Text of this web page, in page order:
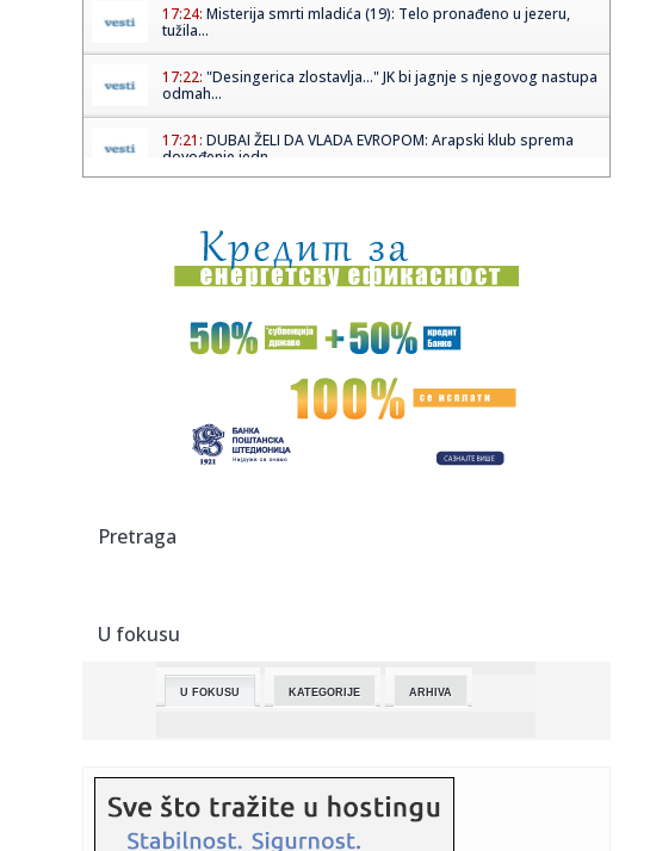
17:24: Misterija smrti mladića (19): Telo pronađeno u jezeru,
tužila...
17:22: "Desingerica zlostavlja..." JK bi jagnje s njegovog nastupa
odmah...
17:21: DUBAI ŽELI DA VLADA EVROPOM: Arapski klub sprema
dovođenje jedn...
17:19:Suvi luksuz! Kaća Živković pokazala delić doma u kom živi
sa...
17:19:Suspendovane dve srpske teniserke: Optužene su za
kršenja antik...
Proleće zakucalo na vrata Srbije! U ovom gradu je čak 18
17:17:Detaljan spisak isključenja: Počinju radovi, a ovi delovi
17:16:
17:16: Pad udjela Bitkoina, ali optimizam ostaje
17:16:Učenici sa građanima razgovarali o upotrebi tuđica
Pretraga
U fokusu
U FOKUSU KATEGORIJE ARHIVA